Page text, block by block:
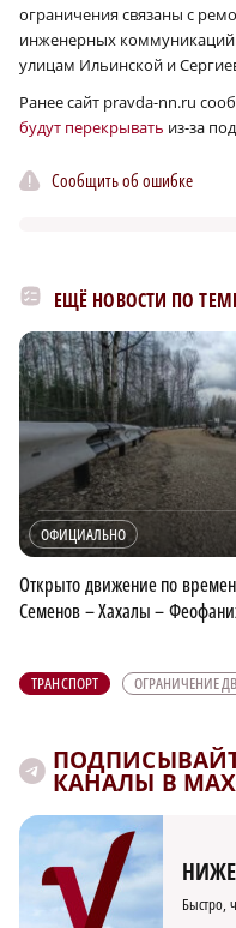
ограничения связаны с
инженерных
улицам Ильинской и
Ранее сайт pravda-nn.ru
будут перекрывать из-за
Сообщить об ошибке
ЕЩЁ НОВОСТИ ПО
ОФИЦИАЛЬНО
Открыто движение по
Семенов – Хахалы –
ТРАНСПОРТ ОГРАНИЧЕНИЕ
КАНАЛЫ В MAX
Быстро,